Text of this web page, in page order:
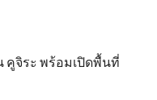
คูจิระ พร้อมเปิดพื้นที่